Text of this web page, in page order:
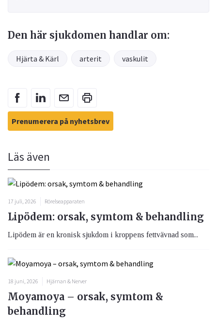
Den här sjukdomen handlar om:
Hjärta & Kärl arterit vaskulit
Prenumerera på nyhetsbrev
Läs även
17 juli, 2026 Rörelseapparaten
Lipödem: orsak, symtom & behandling
Lipödem är en kronisk sjukdom i kroppens fettvävnad som...
18 juni, 2026 Hjärnan & Nerver
Moyamoya – orsak, symtom &
behandling